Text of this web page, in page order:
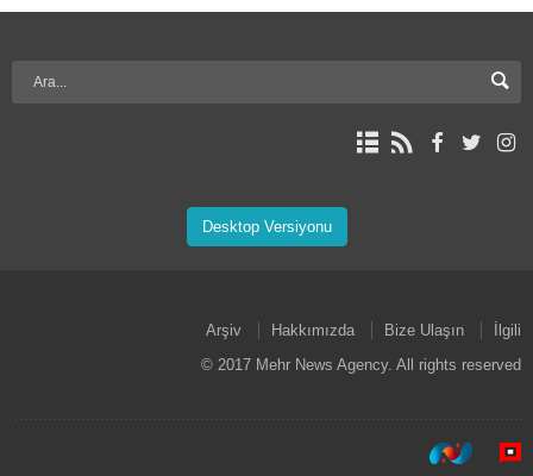
Desktop Versiyonu
Arşiv Hakkımızda Bize Ulaşın
İlgili
© 2017 Mehr News Agency. All rights reserved